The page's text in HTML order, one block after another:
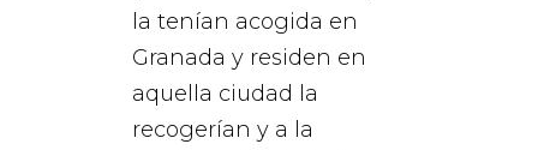
la tenían acogida en
Granada y residen en
aquella ciudad la
recogerían y a la